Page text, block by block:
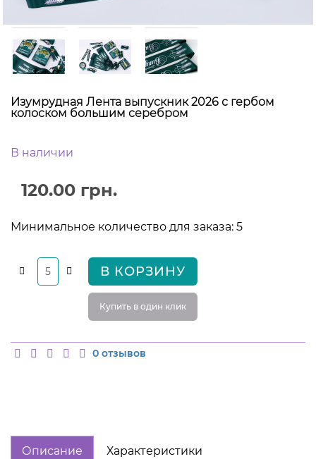
Изумрудная Лента выпускник 2026 с гербом
колоском большим серебром
В наличии
120.00 грн.
Минимальное количество для заказа: 5
В КОРЗИНУ
Купить в один клик
0 отзывов
Описание Характеристики